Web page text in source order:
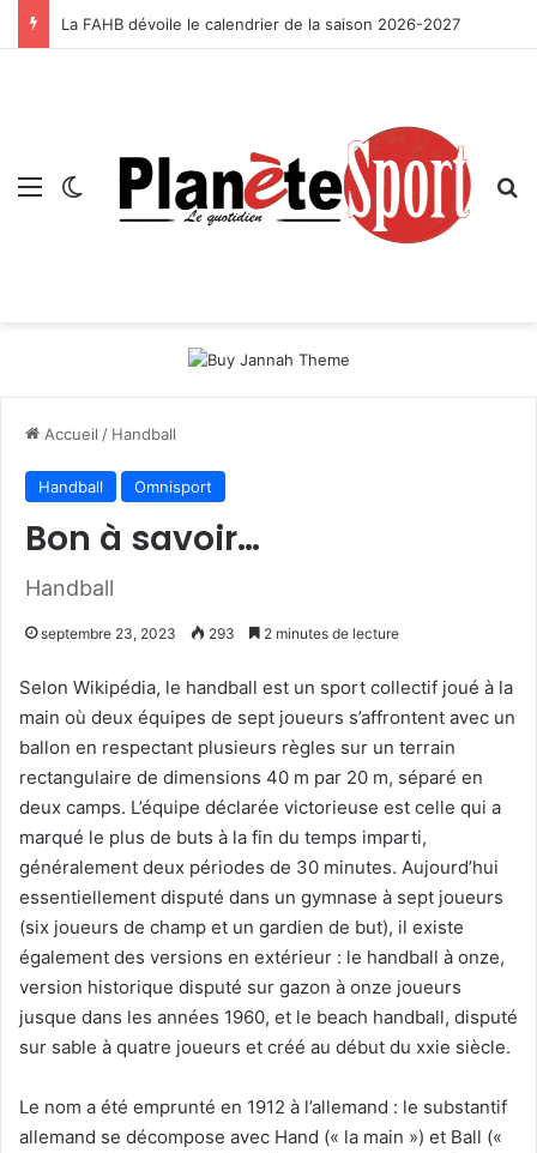
La FAHB dévoile le calendrier de la saison 2026-2027
Menu Switch skin
Accueil / Handball
Handball Omnisport
Bon à savoir…
Handball
septembre 23, 2023 293 2 minutes de lecture
Selon Wikipédia, le handball est un sport collectif joué à la
main où deux équipes de sept joueurs s’affrontent avec un
ballon en respectant plusieurs règles sur un terrain
rectangulaire de dimensions 40 m par 20 m, séparé en
deux camps. L’équipe déclarée victorieuse est celle qui a
marqué le plus de buts à la fin du temps imparti,
généralement deux périodes de 30 minutes. Aujourd’hui
essentiellement disputé dans un gymnase à sept joueurs
(six joueurs de champ et un gardien de but), il existe
également des versions en extérieur : le handball à onze,
version historique disputé sur gazon à onze joueurs
jusque dans les années 1960, et le beach handball, disputé
sur sable à quatre joueurs et créé au début du xxie siècle.
Le nom a été emprunté en 1912 à l’allemand : le substantif
allemand se décompose avec Hand (« la main ») et Ball («